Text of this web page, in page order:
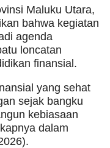
Maluku Utara,
bahwa kegiatan
agenda
loncatan
finansial.
yang sehat
sejak bangku
kebiasaan
dalam